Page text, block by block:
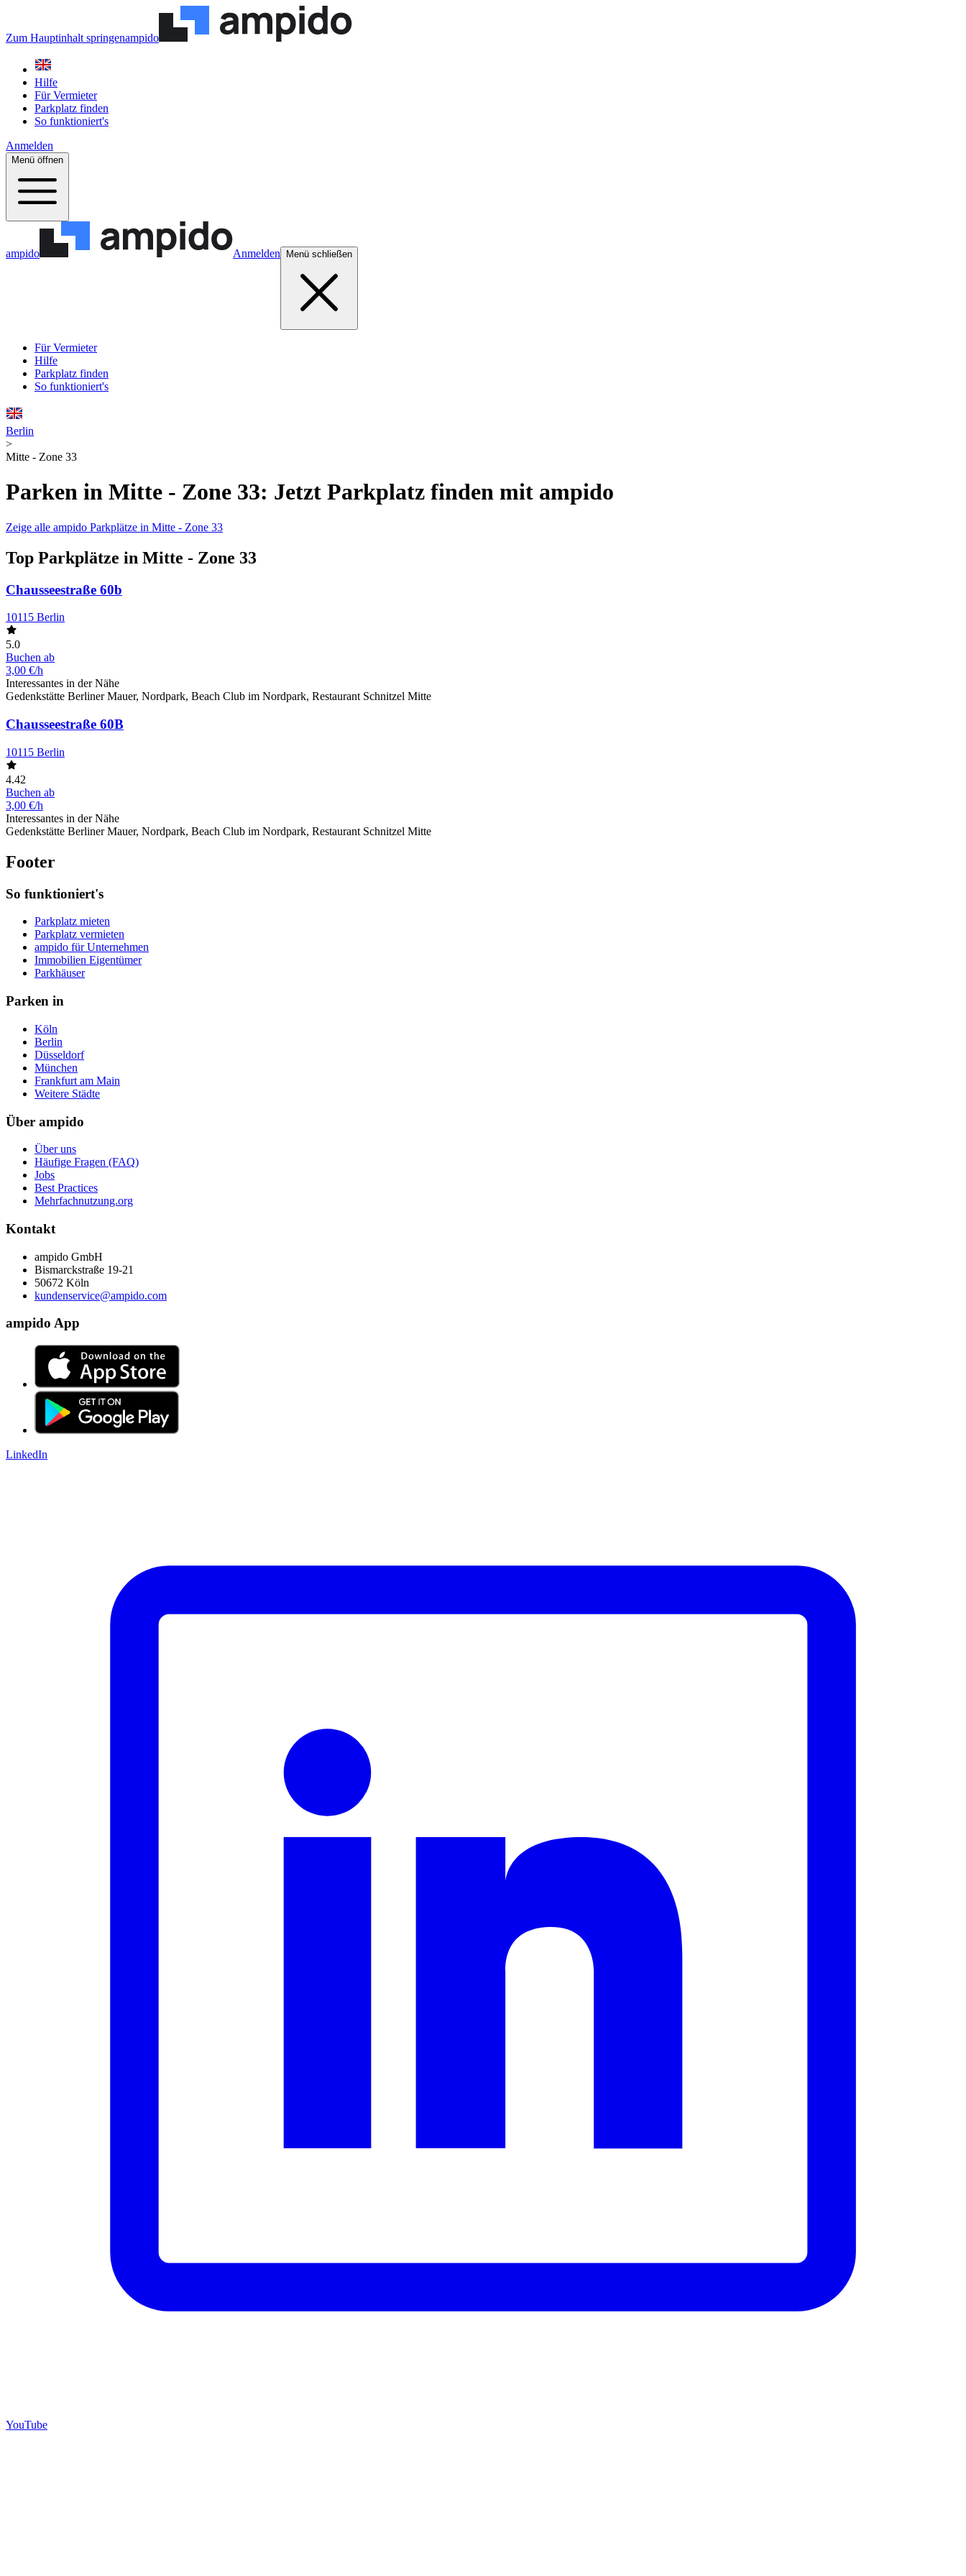
Zum Hauptinhalt springenampido
Hilfe
Für Vermieter
Parkplatz finden
So funktioniert's
Anmelden
Menü öffnen
ampido Anmelden Menü schließen
Für Vermieter
Hilfe
Parkplatz finden
So funktioniert's
Berlin
>
Mitte - Zone 33
Parken in Mitte - Zone 33: Jetzt Parkplatz finden mit ampido
Zeige alle ampido Parkplätze in Mitte - Zone 33
Top Parkplätze in Mitte - Zone 33
Chausseestraße 60b
10115 Berlin
5.0
Buchen ab
3,00 €/h
Interessantes in der Nähe
Gedenkstätte Berliner Mauer, Nordpark, Beach Club im Nordpark, Restaurant Schnitzel Mitte
Chausseestraße 60B
10115 Berlin
4.42
Buchen ab
3,00 €/h
Interessantes in der Nähe
Gedenkstätte Berliner Mauer, Nordpark, Beach Club im Nordpark, Restaurant Schnitzel Mitte
Footer
So funktioniert's
Parkplatz mieten
Parkplatz vermieten
ampido für Unternehmen
Immobilien Eigentümer
Parkhäuser
Parken in
Köln
Berlin
Düsseldorf
München
Frankfurt am Main
Weitere Städte
Über ampido
Über uns
Häufige Fragen (FAQ)
Jobs
Best Practices
Mehrfachnutzung.org
Kontakt
ampido GmbH
Bismarckstraße 19-21
50672 Köln
kundenservice@ampido.com
ampido App
LinkedIn
YouTube